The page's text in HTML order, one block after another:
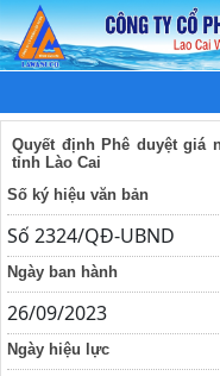
Quyết định Phê duyệt giá
tỉnh Lào Cai
Số ký hiệu văn bản
Số 2324/QĐ-UBND
Ngày ban hành
26/09/2023
Ngày hiệu lực